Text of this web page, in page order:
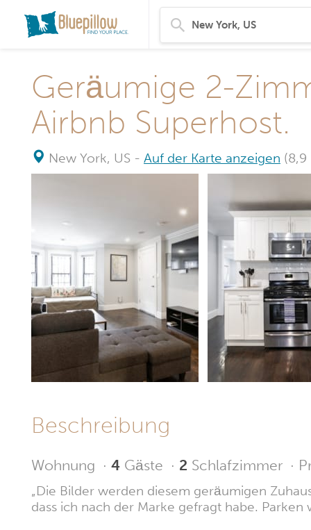
Geräumige 2-
Airbnb Superhost.
New York, US - Auf der Karte anzeigen (8,9
Beschreibung
Wohnung · 4 Gäste · 2 Schlafzimmer ·
„Die Bilder werden diesem geräumigen
dass ich nach der Marke gefragt habe. Parken